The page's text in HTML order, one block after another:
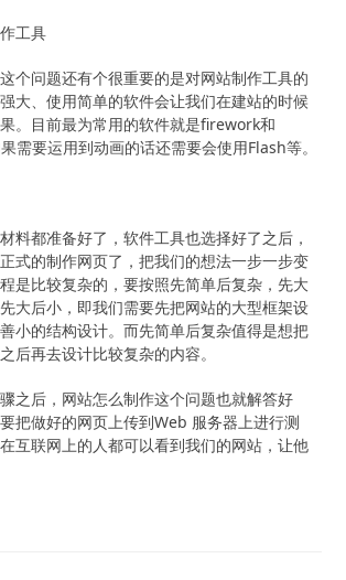
工具
个问题还有个很重要的是对网站制作工具的
大、使用简单的软件会让我们在建站的时候
。目前最为常用的软件就是firework和
需要运用到动画的话还需要会使用Flash等。
料都准备好了，软件工具也选择好了之后，
式的制作网页了，把我们的想法一步一步变
是比较复杂的，要按照先简单后复杂，先大
大后小，即我们需要先把网站的大型框架设
小的结构设计。而先简单后复杂值得是想把
后再去设计比较复杂的内容。
之后，网站怎么制作这个问题也就解答好
把做好的网页上传到Web 服务器上进行测
互联网上的人都可以看到我们的网站，让他